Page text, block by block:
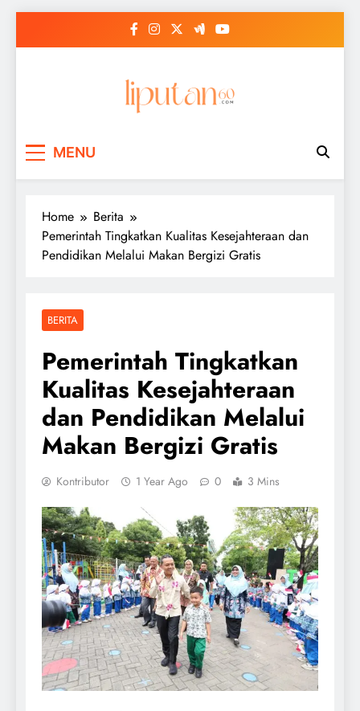
MENU
Home
Berita
Pemerintah Tingkatkan Kualitas Kesejahteraan dan
Pendidikan Melalui Makan Bergizi Gratis
BERITA
Pemerintah Tingkatkan
Kualitas Kesejahteraan
dan Pendidikan Melalui
Makan Bergizi Gratis
Kontributor 1 Year Ago 0 3 Mins